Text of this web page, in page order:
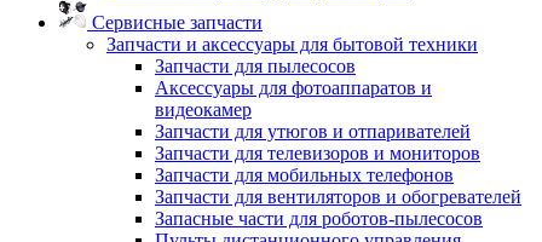
Сервисные запчасти
Запчасти и аксессуары для бытовой техники
Запчасти для пылесосов
Аксессуары для фотоаппаратов и
видеокамер
Запчасти для утюгов и отпаривателей
Запчасти для телевизоров и мониторов
Запчасти для мобильных телефонов
Запчасти для вентиляторов и обогревателей
Запасные части для роботов-пылесосов